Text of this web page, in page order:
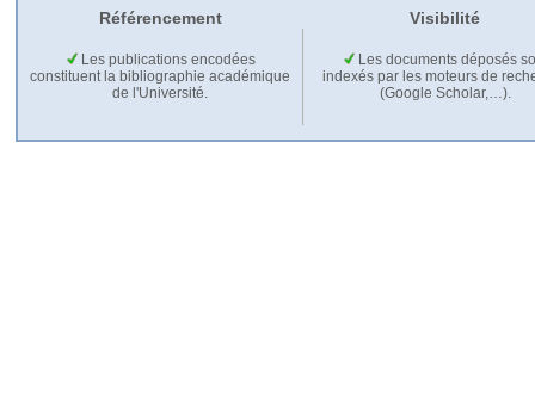
Référencement Visibilité
Les publications encodées
constituent la bibliographie académique
de l'Université.
Les documents déposés
indexés par les moteurs de
(Google Scholar,…).